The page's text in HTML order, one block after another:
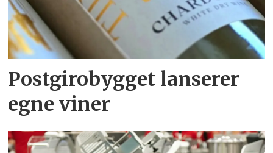
Postgirobygget lanserer
egne viner